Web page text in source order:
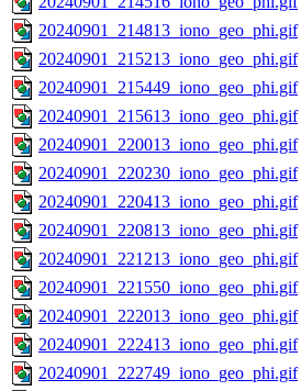
20240901_214813_iono_geo_phi.gif
20240901_215213_iono_geo_phi.gif
20240901_215449_iono_geo_phi.gif
20240901_215613_iono_geo_phi.gif
20240901_220013_iono_geo_phi.gif
20240901_220230_iono_geo_phi.gif
20240901_220413_iono_geo_phi.gif
20240901_220813_iono_geo_phi.gif
20240901_221213_iono_geo_phi.gif
20240901_221550_iono_geo_phi.gif
20240901_222013_iono_geo_phi.gif
20240901_222413_iono_geo_phi.gif
20240901_222749_iono_geo_phi.gif